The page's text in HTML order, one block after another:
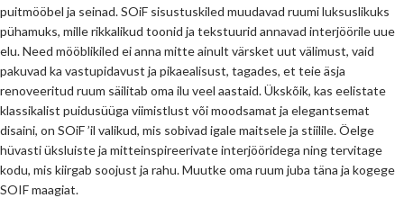
puitmööbel ja seinad. SOiF sisustuskiled muudavad ruumi luksuslikuks
pühamuks, mille rikkalikud toonid ja tekstuurid annavad interjöörile uue
elu. Need mööblikiled ei anna mitte ainult värsket uut välimust, vaid
pakuvad ka vastupidavust ja pikaealisust, tagades, et teie äsja
renoveeritud ruum säilitab oma ilu veel aastaid. Ükskõik, kas eelistate
klassikalist puidusüüga viimistlust või moodsamat ja elegantsemat
disaini, on SOiF ’il valikud, mis sobivad igale maitsele ja stiilile. Öelge
hüvasti üksluiste ja mitteinspireerivate interjööridega ning tervitage
kodu, mis kiirgab soojust ja rahu. Muutke oma ruum juba täna ja kogege
SOIF maagiat.